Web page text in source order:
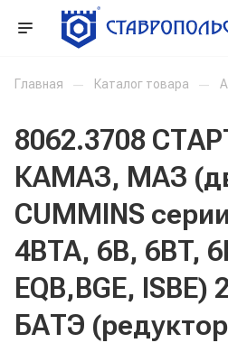
Главная — Каталог товара —
8062.3708
КАМАЗ, МАЗ
CUMMINS
4BTA, 6B, 6BT,
EQB,BGE, ISBE)
БАТЭ